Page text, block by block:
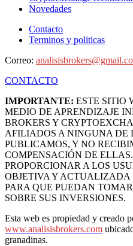
Novedades
Contacto
Terminos y politicas
Correo:
CONTACTO
IMPORTANTE: ESTE SITIO
MEDIO DE APRENDIZAJE
BROKERS Y
AFILIADOS A NINGUNA DE
PUBLICAMOS, Y NO
COMPENSACIÓN DE
PROPORCIONAR A LOS
OBJETIVA Y ACTUALIZADA
PARA QUE PUEDAN
SOBRE SUS INVERSIONES.
Esta web es propiedad y creado
www.analisisbrokers.com
granadinas.